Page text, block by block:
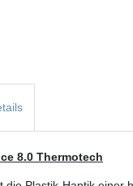
8.0 Thermotech